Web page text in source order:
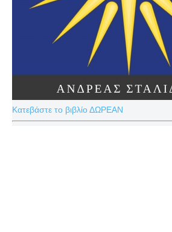
Κατεβάστε το βιβλίο ΔΩΡΕΑΝ